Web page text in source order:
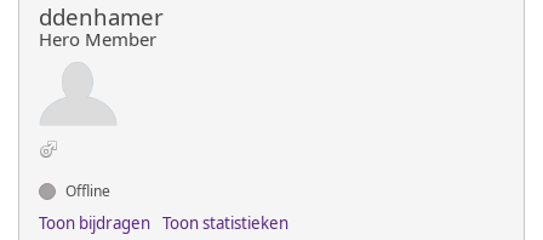
ddenhamer
Hero Member
Offline
Toon bijdragen Toon statistieken